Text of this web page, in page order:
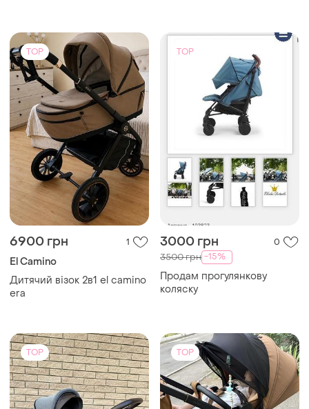
TOP
6900 грн 1
El Camino
Дитячий візок 2в1 el camino
era
TOP
3000 грн 0
3500 грн -15%
Продам прогулянкову
коляску
TOP TOP